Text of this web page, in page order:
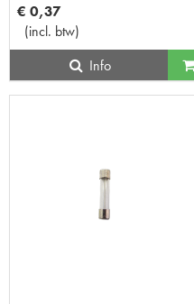
€ 0,37
(incl. btw)
Info